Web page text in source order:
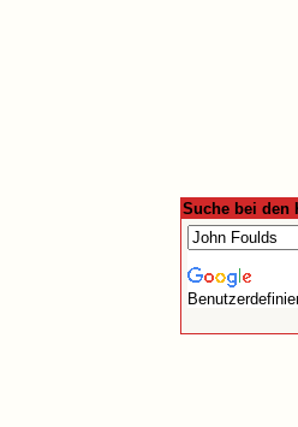
Suche bei den